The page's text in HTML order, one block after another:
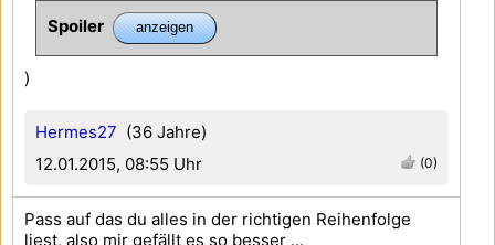
Hermes27 (36 Jahre)
12.01.2015, 08:55 Uhr
(0)
Spoiler
)
Pass auf das du alles in der richtigen Reihenfolge
liest, also mir gefällt es so besser ...